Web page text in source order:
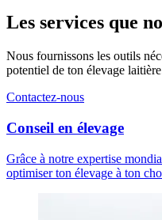
Les services que
Nous fournissons les outils
potentiel de ton élevage
Contactez-nous
Conseil en élevage
Grâce à notre expertise
optimiser ton élevage à ton